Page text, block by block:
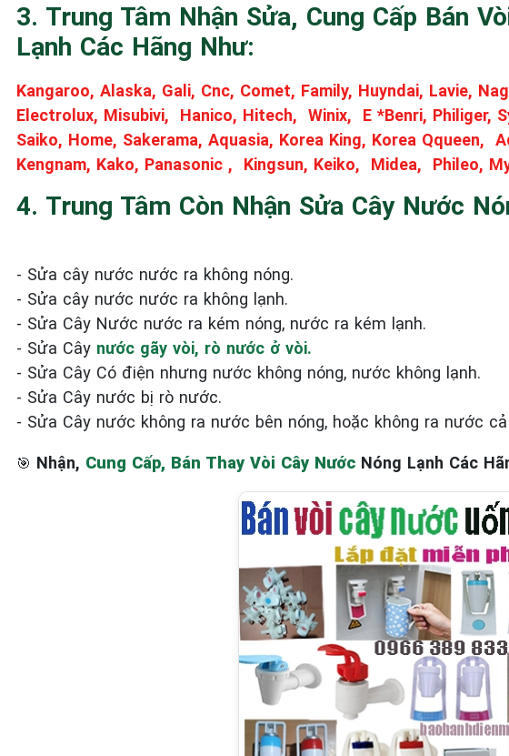
3. Trung Tâm Nhận Sửa, Cung Cấp Bán
Lạnh Các Hãng Như:
Kangaroo, Alaska, Gali, Cnc, Comet, Family, Huyndai, Lavie,
Electrolux, Misubivi, Hanico, Hitech, Winix, E *Benri, Philiger,
Saiko, Home, Sakerama, Aquasia, Korea King, Korea
Kengnam, Kako, Panasonic , Kingsun, Keiko, Midea, Phileo,
4. Trung Tâm Còn Nhận Sửa Cây Nước
- Sửa cây nước nước ra không nóng.
- Sửa cây nước nước ra không lạnh.
- Sửa Cây Nước nước ra kém nóng, nước ra kém lạnh.
- Sửa Cây nước gãy vòi, rò nước ở vòi.
- Sửa Cây Có điện nhưng nước không nóng, nước không lạnh.
- Sửa Cây nước bị rò nước.
- Sửa Cây nước không ra nước bên nóng, hoặc không ra nước
🎯 Nhận, Cung Cấp, Bán Thay Vòi Cây Nước Nóng Lạnh Các